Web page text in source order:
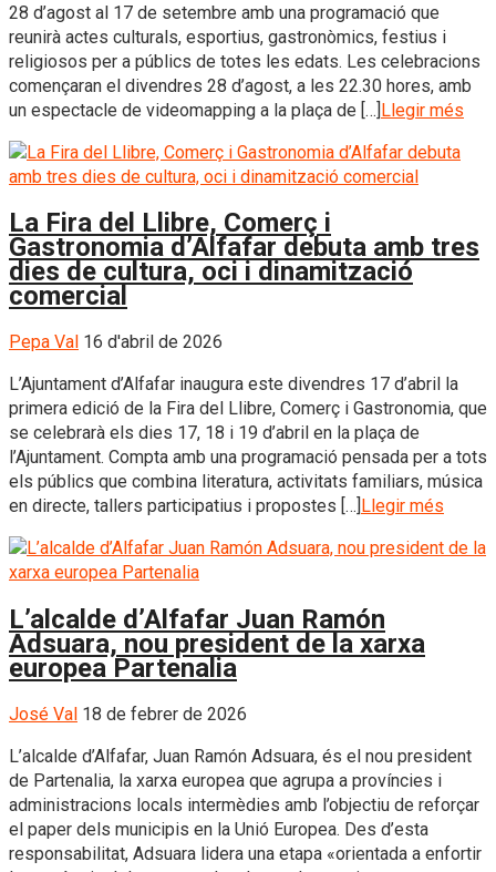
28 d’agost al 17 de setembre amb una programació que
reunirà actes culturals, esportius, gastronòmics, festius i
religiosos per a públics de totes les edats. Les celebracions
començaran el divendres 28 d’agost, a les 22.30 hores, amb
un espectacle de videomapping a la plaça de […]Llegir més
La Fira del Llibre, Comerç i
Gastronomia d’Alfafar debuta amb tres
dies de cultura, oci i dinamització
comercial
Pepa Val 16 d'abril de 2026
L’Ajuntament d’Alfafar inaugura este divendres 17 d’abril la
primera edició de la Fira del Llibre, Comerç i Gastronomia, que
se celebrarà els dies 17, 18 i 19 d’abril en la plaça de
l’Ajuntament. Compta amb una programació pensada per a tots
els públics que combina literatura, activitats familiars, música
en directe, tallers participatius i propostes […] Llegir més
L’alcalde d’Alfafar Juan Ramón
Adsuara, nou president de la xarxa
europea Partenalia
José Val 18 de febrer de 2026
L’alcalde d’Alfafar, Juan Ramón Adsuara, és el nou president
de Partenalia, la xarxa europea que agrupa a províncies i
administracions locals intermèdies amb l’objectiu de reforçar
el paper dels municipis en la Unió Europea. Des d’esta
responsabilitat, Adsuara lidera una etapa «orientada a enfortir